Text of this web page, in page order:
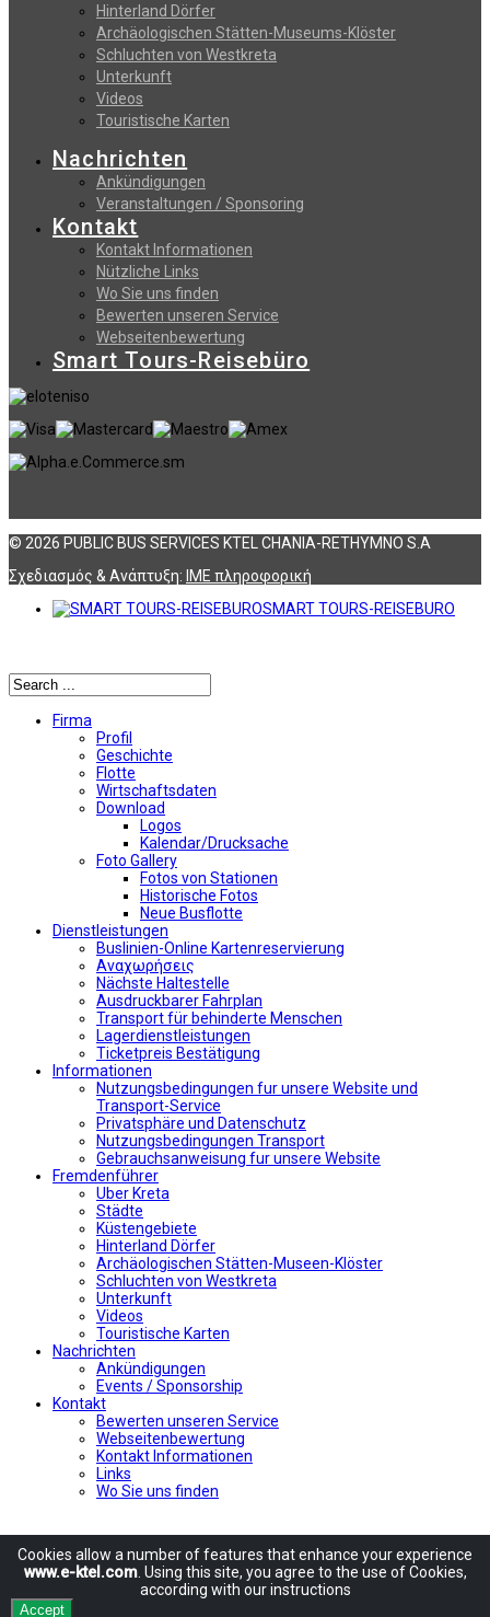
Hinterland Dörfer
Archäologischen Stätten-Museums-Klöster
Schluchten von Westkreta
Unterkunft
Videos
Touristische Karten
Nachrichten
Ankündigungen
Veranstaltungen / Sponsoring
Kontakt
Kontakt Informationen
Nützliche Links
Wo Sie uns finden
Bewerten unseren Service
Webseitenbewertung
Smart Tours-Reisebüro
© 2026 PUBLIC BUS SERVICES KTEL CHANIA-RETHYMNO S.A
Σχεδιασμός & Ανάπτυξη: ΙΜΕ πληροφορική
SMART TOURS-REISEBURO
Firma
Profil
Geschichte
Flotte
Wirtschaftsdaten
Download
Logos
Kalendar/Drucksache
Foto Gallery
Fotos von Stationen
Historische Fotos
Neue Busflotte
Dienstleistungen
Buslinien-Online Kartenreservierung
Αναχωρήσεις
Nächste Haltestelle
Αusdruckbarer Fahrplan
Transport für behinderte Menschen
Lagerdienstleistungen
Ticketpreis Bestätigung
Informationen
Nutzungsbedingungen fur unsere Website und
Transport-Service
Privatsphäre und Datenschutz
Nutzungsbedingungen Transport
Gebrauchsanweisung fur unsere Website
Fremdenführer
Uber Kreta
Städte
Küstengebiete
Hinterland Dörfer
Archäologischen Stätten-Museen-Klöster
Schluchten von Westkreta
Unterkunft
Videos
Touristische Karten
Nachrichten
Ankündigungen
Events / Sponsorship
Kontakt
Bewerten unseren Service
Webseitenbewertung
Kontakt Informationen
Links
Wo Sie uns finden
Cookies allow a number offeatures that enhance your experience
www.e-ktel.com. Using this site, you agree to the use of Cookies,
according with our instructions
Accept